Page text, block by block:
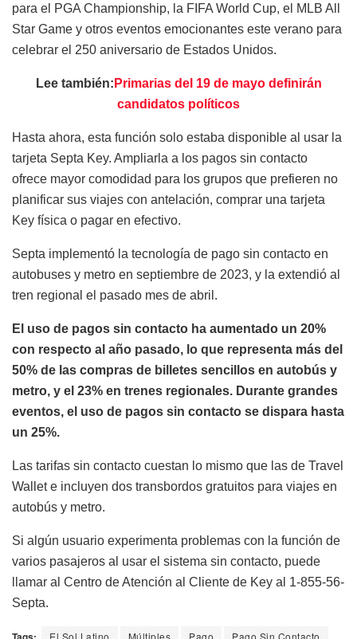
para el PGA Championship, la FIFA World Cup, el MLB All
Star Game y otros eventos emocionantes este verano para
celebrar el 250 aniversario de Estados Unidos.
Lee también: Primarias del 19 de mayo definirán
candidatos políticos
Hasta ahora, esta función solo estaba disponible al usar la
tarjeta Septa Key. Ampliarla a los pagos sin contacto
ofrece mayor comodidad para los grupos que prefieren no
planificar sus viajes con antelación, comprar una tarjeta
Key física o pagar en efectivo.
Septa implementó la tecnología de pago sin contacto en
autobuses y metro en septiembre de 2023, y la extendió al
tren regional el pasado mes de abril.
El uso de pagos sin contacto ha aumentado un 20%
con respecto al año pasado, lo que representa más del
50% de las compras de billetes sencillos en autobús y
metro, y el 23% en trenes regionales. Durante grandes
eventos, el uso de pagos sin contacto se dispara hasta
un 25%.
Las tarifas sin contacto cuestan lo mismo que las de Travel
Wallet e incluyen dos transbordos gratuitos para viajes en
autobús y metro.
Si algún usuario experimenta problemas con la función de
varios pasajeros al usar el sistema sin contacto, puede
llamar al Centro de Atención al Cliente de Key al 1-855-56-
Septa.
El Sol Latino Múltiples Pago
Pago Sin Contacto